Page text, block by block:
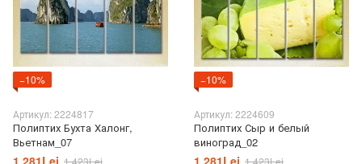
−10%
Артикул: 2224817
Полиптих Бухта Халонг,
Вьетнам_07
1 281Lei 1 423Lei
−10%
Артикул: 2224609
Полиптих Сыр и белый
виноград_02
1 281Lei 1 423Lei